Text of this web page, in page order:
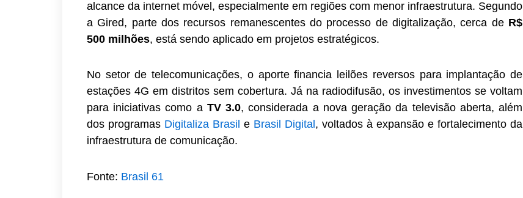
alcance da internet móvel, especialmente em regiões com menor infraestrutura. Segundo
a Gired, parte dos recursos remanescentes do processo de digitalização, cerca deR$
500 milhões, está sendo aplicado em projetos estratégicos.
No setor de telecomunicações, o aporte financia leilões reversos para implantação de
estações 4G em distritos sem cobertura. Já na radiodifusão, os investimentos se voltam
para iniciativas como aTV 3.0, considerada a nova geração da televisão aberta, além
dos programas Digitaliza Brasil e Brasil Digital , voltados à expansão e fortalecimento da
infraestrutura de comunicação.
Fonte: Brasil 61